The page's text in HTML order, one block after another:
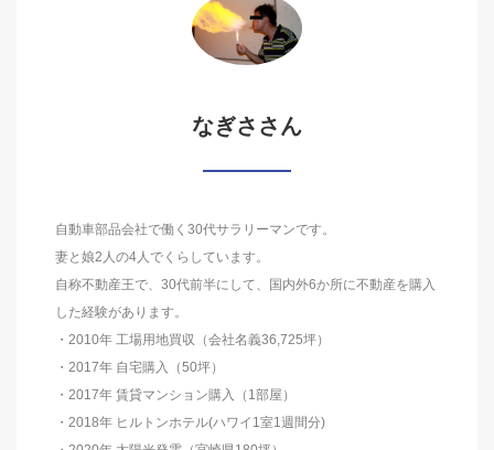
なぎささん
自動車部品会社で働く30代サラリーマンです。
妻と娘2人の4人でくらしています。
自称不動産王で、30代前半にして、国内外6か所に不動産を購入
した経験があります。
・2010年 工場用地買収（会社名義36,725坪）
・2017年 自宅購入（50坪）
・2017年 賃貸マンション購入（1部屋）
・2018年 ヒルトンホテル(ハワイ1室1週間分)